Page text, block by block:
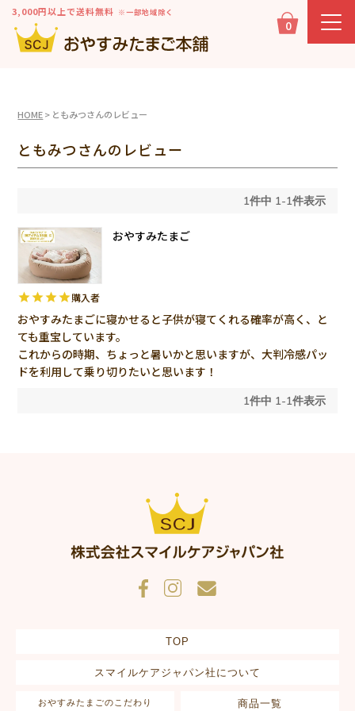
3,000円以上で送料無料 ※一部地域除く
0
HOME ともみつさんのレビュー
ともみつさんのレビュー
1件中 1-1件表示
おやすみたまご
購入者
おやすみたまごに寝かせると子供が寝てくれる確率が高く、と
ても重宝しています。
これからの時期、ちょっと暑いかと思いますが、大判冷感パッ
ドを利用して乗り切りたいと思います！
1件中 1-1件表示
TOP
スマイルケアジャパン社について
おやすみたまごのこだわり 商品一覧